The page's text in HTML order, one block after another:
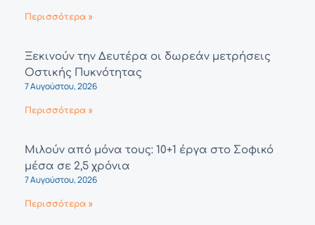
Περισσότερα »
Ξεκινούν την Δευτέρα οι δωρεάν μετρήσεις
Οστικής Πυκνότητας
7 Αυγούστου, 2026
Περισσότερα »
Μιλούν από μόνα τους: 10+1 έργα στο Σοφικό
μέσα σε 2,5 χρόνια
7 Αυγούστου, 2026
Περισσότερα »